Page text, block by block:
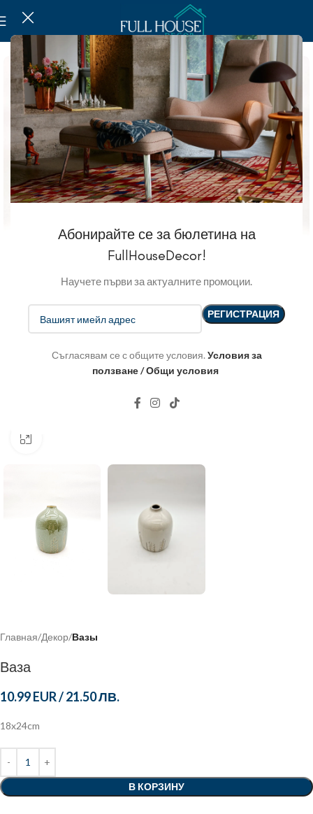
Абонирайте се за бюлетина на
FullHouseDecor!
Научете първи за актуалните промоции.
Съгласявам се с общите условия. Условия за
ползване / Общи условия
Главная Декор Вазы
Ваза
10.99 EUR/21.50 ЛВ.
18x24cm
В КОРЗИНУ